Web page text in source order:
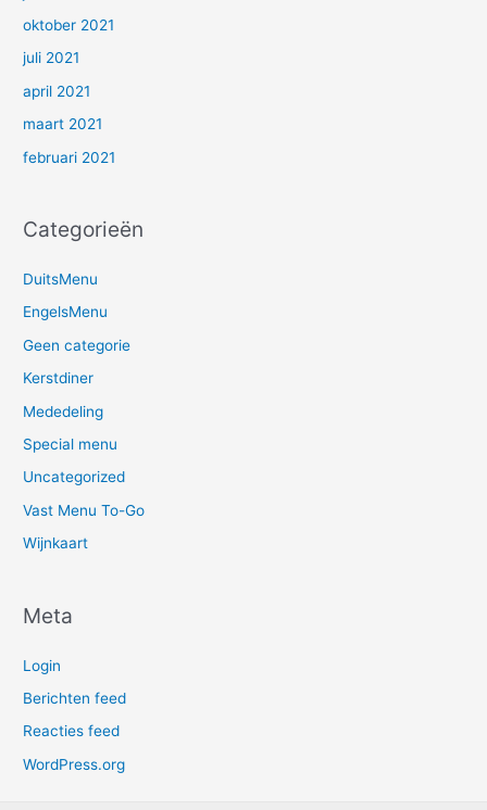
oktober 2021
juli 2021
april 2021
maart 2021
februari 2021
Categorieën
DuitsMenu
EngelsMenu
Geen categorie
Kerstdiner
Mededeling
Special menu
Uncategorized
Vast Menu To-Go
Wijnkaart
Meta
Login
Berichten feed
Reacties feed
WordPress.org